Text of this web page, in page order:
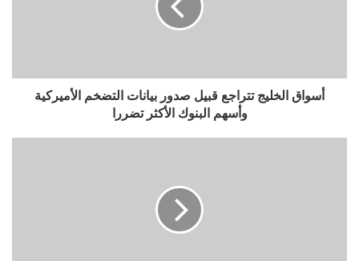
أسواق الخليج تتراجع قبيل صدور بيانات التضخم الأميركية
وأسهم البنوك الأكثر تضررا